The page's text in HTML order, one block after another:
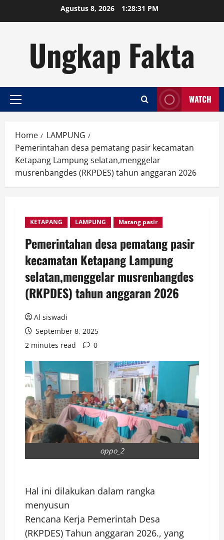
Agustus 8, 2026 1:28:32 PM
Ungkap Fakta
Primary
WATCH
Home
LAMPUNG
Pemerintahan desa pematang pasir kecamatan
Ketapang Lampung selatan,menggelar
musrenbangdes (RKPDES) tahun anggaran 2026
KETAPANG LAMPUNG Matang pasir
Pemerintahan desa pematang pasir
kecamatan Ketapang Lampung
selatan,menggelar musrenbangdes
(RKPDES) tahun anggaran 2026
Al siswadi
September 8, 2025
2 minutes read
0
oppo_2
Hal ini dilakukan dalam rangka
menyusun
Rencana Kerja Pemerintah Desa
(RKPDES) Tahun anggaran 2026., yang